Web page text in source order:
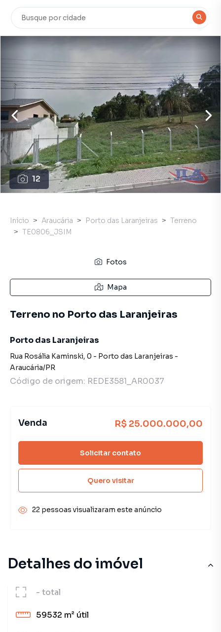
12
Detalhes do imóvel
- total
59532 m² útil
Início Araucária Porto das Laranjeiras
Terreno
TE0806_JSIM
Fotos
Mapa
Terreno no Porto das Laranjeiras
Porto das Laranjeiras
Rua Rosália Kaminski, 0 - Porto das Laranjeiras -
Araucária/PR
Código de origem: REDE3581_AR0037
Venda R$ 25.000.000,00
Solicitar contato
Quero visitar
22 pessoas visualizaram este anúncio